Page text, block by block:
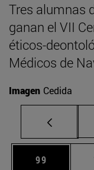
Tres alumnas
ganan el VII
éticos-
Médicos de
Imagen Cedida
Página
99